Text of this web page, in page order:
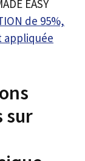
EASY
de 95%,
appliquée
sur